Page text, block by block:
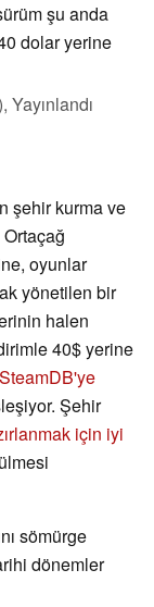
şu anda
dolar yerine
Yayınlandı
şehir kurma ve
oyunlar
yönetilen bir
halen
40$ yerine
SteamDB'ye
Şehir
için iyi
sömürge
dönemler